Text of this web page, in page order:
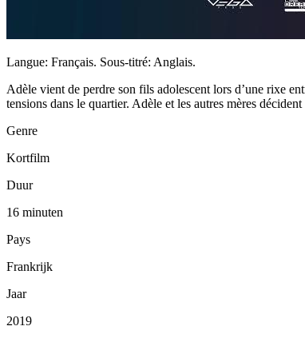
Langue: Français. Sous-titré: Anglais.
Adèle vient de perdre son fils adolescent lors d’une rixe
tensions dans le quartier. Adèle et les autres mères décident
Genre
Kortfilm
Duur
16 minuten
Pays
Frankrijk
Jaar
2019